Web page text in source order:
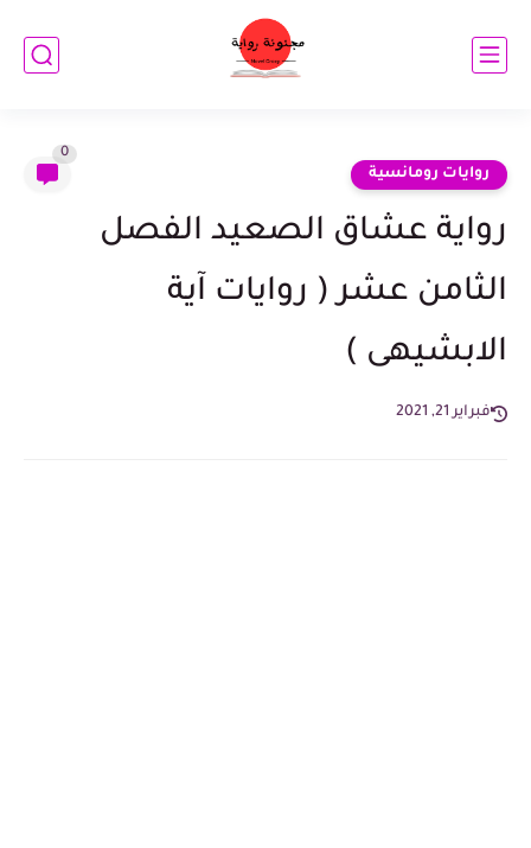
روايات رومانسية
0
رواية عشاق الصعيد الفصل
الثامن عشر ( روايات آية
الابشيهى )
فبراير 21, 2021